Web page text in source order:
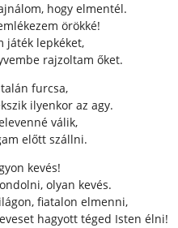
hogy elmentél.
örökké!
játék lepkéket,
rajzoltam őket.
furcsa,
ilyenkor az agy.
válik,
előtt szállni.
kevés!
olyan kevés.
fiatalon elmenni,
hagyott téged Isten élni!